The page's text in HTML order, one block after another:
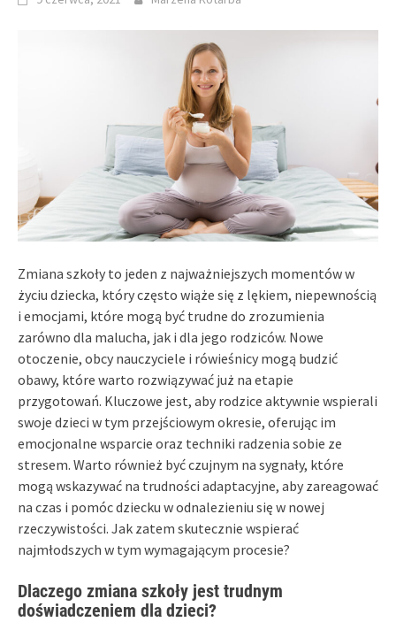
Zmiana szkoły to jeden z najważniejszych momentów w
życiu dziecka, który często wiąże się z lękiem, niepewnością
i emocjami, które mogą być trudne do zrozumienia
zarówno dla malucha, jak i dla jego rodziców. Nowe
otoczenie, obcy nauczyciele i rówieśnicy mogą budzić
obawy, które warto rozwiązywać już na etapie
przygotowań. Kluczowe jest, aby rodzice aktywnie wspierali
swoje dzieci w tym przejściowym okresie, oferując im
emocjonalne wsparcie oraz techniki radzenia sobie ze
stresem. Warto również być czujnym na sygnały, które
mogą wskazywać na trudności adaptacyjne, aby zareagować
na czas i pomóc dziecku w odnalezieniu się w nowej
rzeczywistości. Jak zatem skutecznie wspierać
najmłodszych w tym wymagającym procesie?
Dlaczego zmiana szkoły jest trudnym
doświadczeniem dla dzieci?